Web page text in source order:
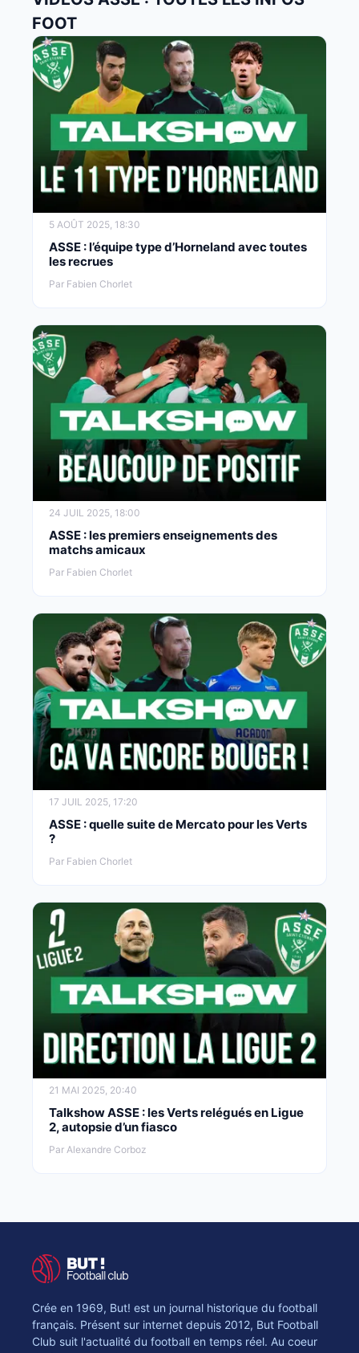
FOOT
5 AOÛT 2025, 18:30
ASSE : l’équipe type d’Horneland avec toutes
les recrues
Par Fabien Chorlet
24 JUIL 2025, 18:00
ASSE : les premiers enseignements des
matchs amicaux
Par Fabien Chorlet
17 JUIL 2025, 17:20
ASSE : quelle suite de Mercato pour les Verts
?
Par Fabien Chorlet
21 MAI 2025, 20:40
Talkshow ASSE : les Verts relégués en Ligue
2, autopsie d’un fiasco
Par Alexandre Corboz
Crée en 1969, But! est un journal historique du football
français. Présent sur internet depuis 2012, But Football
Club suit l'actualité du football en temps réel. Au coeur